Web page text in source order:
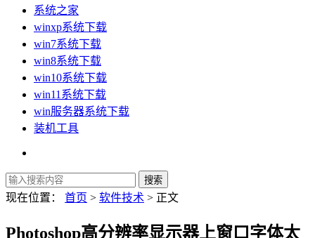
系统之家
winxp系统下载
win7系统下载
win8系统下载
win10系统下载
win11系统下载
win服务器系统下载
装机工具
现在位置： 首页 > 软件技术 > 正文
Photoshop高分辨率显示器上窗口字体太